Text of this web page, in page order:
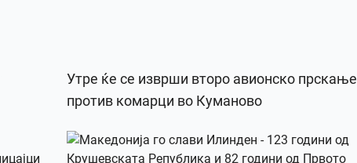
Утре ќе се изврши второ авионско прскање
против комарци во Куманово